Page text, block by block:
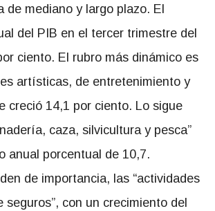
de mediano y largo plazo. El
del PIB en el tercer trimestre del
ciento. El rubro más dinámico es
artísticas, de entretenimiento y
creció 14,1 por ciento. Lo sigue
caza, silvicultura y pesca”
anual porcentual de 10,7.
de importancia, las “actividades
seguros”, con un crecimiento del